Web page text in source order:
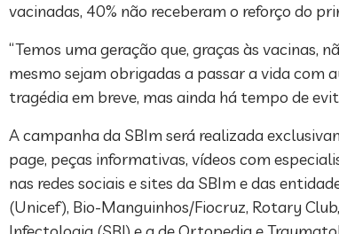
vacinadas, 40% não receberam o reforço do
“Temos uma geração que, graças às vacinas,
mesmo sejam obrigadas a passar a vida com
tragédia em breve, mas ainda há tempo de
A campanha da SBIm será realizada
page, peças informativas, vídeos com
nas redes sociais e sites da SBIm e das
(Unicef), Bio-Manguinhos/Fiocruz, Rotary